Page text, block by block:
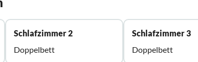
Schlafzimmer 2
Doppelbett
Schlafzimmer 3
Doppelbett